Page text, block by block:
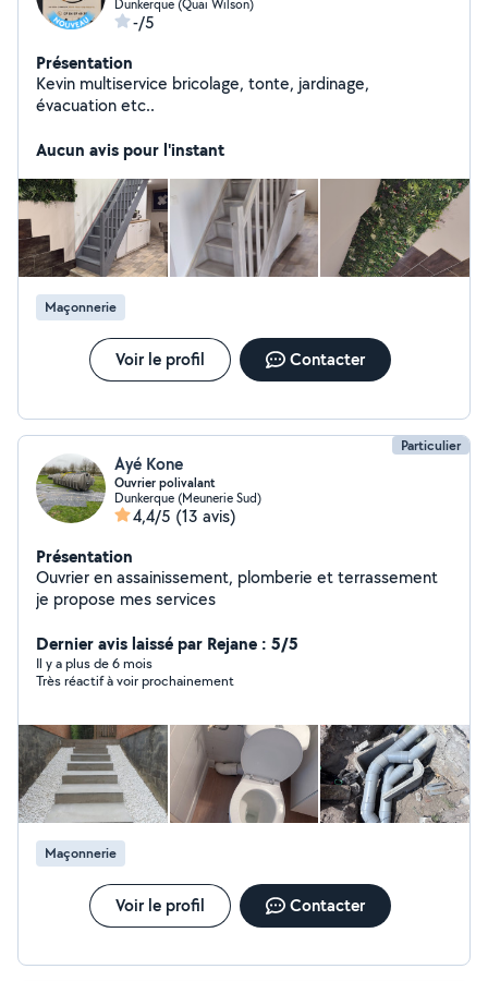
Dunkerque (Quai Wilson)
-/5
Présentation
Kevin multiservice bricolage, tonte, jardinage,
évacuation etc..
Aucun avis pour l'instant
Maçonnerie
Voir le profil Contacter
Particulier
Ayé Kone
Ouvrier polivalant
Dunkerque (Meunerie Sud)
4,4/5 (13 avis)
Présentation
Ouvrier en assainissement, plomberie et terrassement
je propose mes services
Dernier avis laissé par Rejane : 5/5
Il y a plus de 6 mois
Très réactif à voir prochainement
Maçonnerie
Voir le profil Contacter